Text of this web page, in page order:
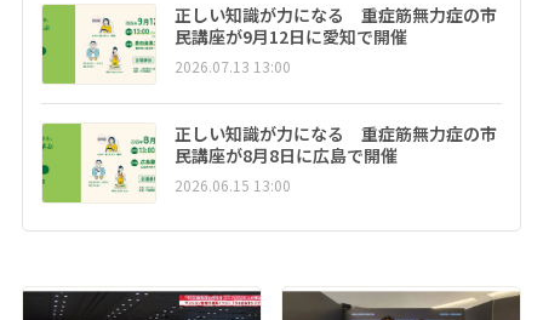
正しい知識が力になる 重症筋無力症の市
民講座が9月12日に愛知で開催
2026.07.13 13:00
正しい知識が力になる 重症筋無力症の市
民講座が8月8日に広島で開催
2026.06.15 13:00